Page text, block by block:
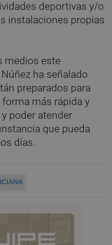
deportivas y/o
instalaciones propias
medios este
ha señalado
preparados para
más rápida y
poder atender
que pueda
días.